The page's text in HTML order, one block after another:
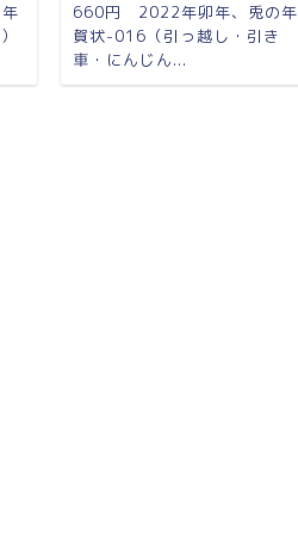
660円 2022年卯年、兎の年
賀状-016（引っ越し・引き
車・にんじん...